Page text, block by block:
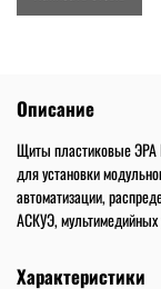
Описание
Щиты пластиковые
для установки
автоматизации,
АСКУЭ, мультимедийных
Характеристики